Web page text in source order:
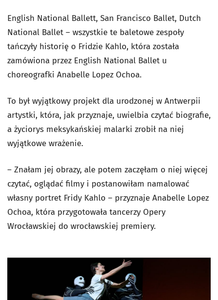
English National Ballett, San Francisco Ballet, Dutch
National Ballet – wszystkie te baletowe zespoły
tańczyły historię o Fridzie Kahlo, która została
zamówiona przez English National Ballet u
choreografki Anabelle Lopez Ochoa.
To był wyjątkowy projekt dla urodzonej w Antwerpii
artystki, która, jak przyznaje, uwielbia czytać biografie,
a życiorys meksykańskiej malarki zrobił na niej
wyjątkowe wrażenie.
– Znałam jej obrazy, ale potem zaczęłam o niej więcej
czytać, oglądać filmy i postanowiłam namalować
własny portret Fridy Kahlo – przyznaje Anabelle Lopez
Ochoa, która przygotowała tancerzy Opery
Wrocławskiej do wrocławskiej premiery.